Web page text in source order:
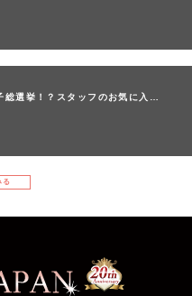
総選挙！？スタッフのお気に入…
る